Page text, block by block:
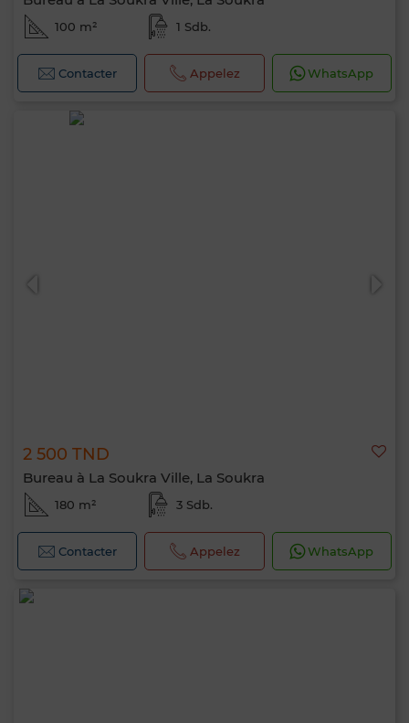
100 m² 1 Sdb.
Contacter Appelez WhatsApp
2 500 TND
Bureau à La Soukra Ville, La Soukra
180 m² 3 Sdb.
Contacter Appelez WhatsApp